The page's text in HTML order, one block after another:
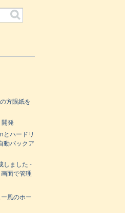
方眼紙を
発
とハードリ
動バックア
しました -
面で管理
風のホー